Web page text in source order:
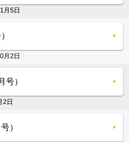
月5日
月2日
号）
2日
）